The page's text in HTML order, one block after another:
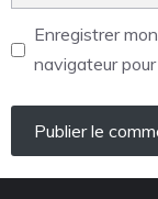
Enregistrer
navigateur